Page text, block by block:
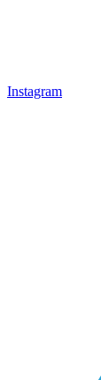
Instagram